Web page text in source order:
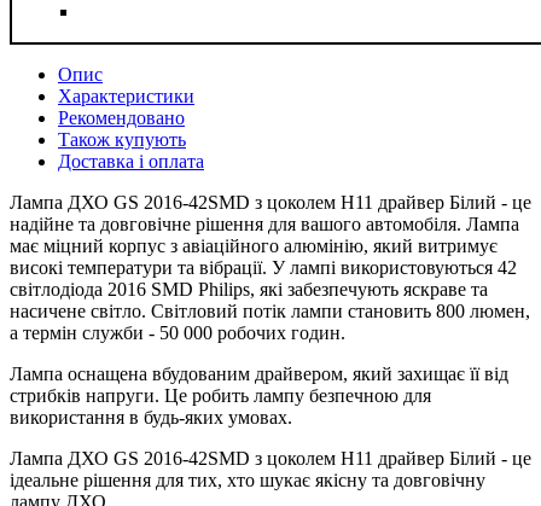
Опис
Характеристики
Рекомендовано
Також купують
Доставка і оплата
Лампа ДХО GS 2016-42SMD з цоколем Н11 драйвер Білий - це
надійне та довговічне рішення для вашого автомобіля. Лампа
має міцний корпус з авіаційного алюмінію, який витримує
високі температури та вібрації. У лампі використовуються 42
світлодіода 2016 SMD Philips, які забезпечують яскраве та
насичене світло. Світловий потік лампи становить 800 люмен,
а термін служби - 50 000 робочих годин.
Лампа оснащена вбудованим драйвером, який захищає її від
стрибків напруги. Це робить лампу безпечною для
використання в будь-яких умовах.
Лампа ДХО GS 2016-42SMD з цоколем Н11 драйвер Білий - це
ідеальне рішення для тих, хто шукає якісну та довговічну
лампу ДХО.